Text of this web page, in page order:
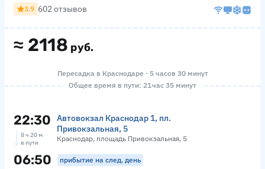
≈ 2118 руб.
3.9 602 отзывов
Пересадка в Краснодаре · 5 часов 30 минут
Общее время в пути: 21 час 35 минут
22:30
Автовокзал Краснодар 1, пл.
Привокзальная, 5
Краснодар, площадь Привокзальная, 5
8 ч 20 м
в пути
06:50 прибытие на след. день